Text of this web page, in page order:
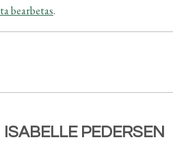
bearbetas.
ISABELLE PEDERSEN